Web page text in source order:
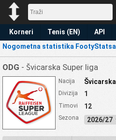
Korneri Tenis (EN) API
Nogometna statistika FootyStatsa
ODG - Švicarska Super liga
Nacija Švicarska
Divizija 1
Timovi 12
Sezona 2026/27